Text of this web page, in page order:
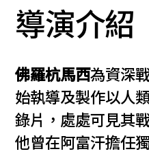
導演介紹
佛羅杭馬西為資深
始執導及製作以人
錄片，處處可見其
他曾在阿富汗擔任